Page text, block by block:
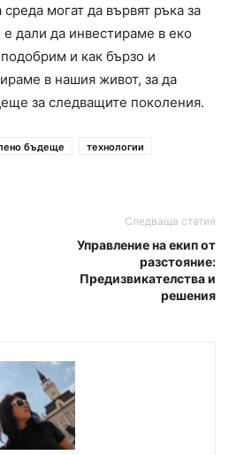
могат да вървят ръка за
дали да инвестираме в еко
и как бързо и
в нашия живот, за да
за следващите поколения.
бъдеще
технологии
Следваща статия
Управление на екип от
разстояние:
Предизвикателства и
решения